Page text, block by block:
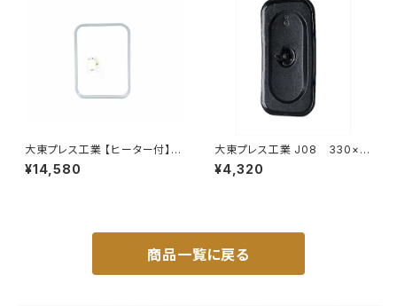
大東プレス工業 【ヒーター付】
サイドミラー/バックミラー トレ
¥14,580
大東プレス工業 J08 330×1
70 サイドミラー/バックミラー
L012 黒 DI-7B
¥4,320
商品一覧に戻る